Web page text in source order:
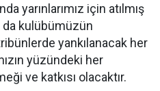
yarınlarımız için atılmış
da kulübümüzün
yankılanacak her
yüzündeki her
ve katkısı olacaktır.